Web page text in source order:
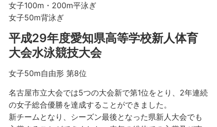
女子100m・200m平泳ぎ
女子50m背泳ぎ
平成29年度愛知県高等学校新人体育
大会水泳競技大会
女子50m自由形 第8位
名古屋市立大会では5つの大会新で第1位をとり、2年連続
の女子総合優勝を達成することができました。
新チームとなり、シーズン最後となった県新人大会でも